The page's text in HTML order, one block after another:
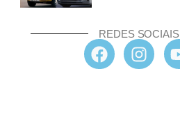
REDES SOCIAIS